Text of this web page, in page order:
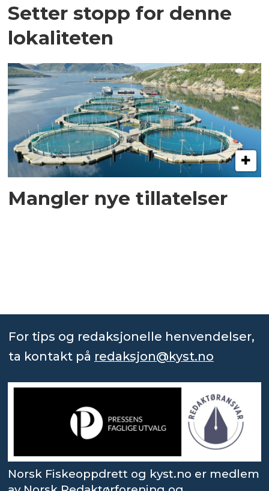
Setter stopp for denne
lokaliteten
Mangler nye tillatelser
For tips og redaksjonelle henvendelser,
ta kontakt på redaksjon@kyst.no
Norsk Fiskeoppdrett og kyst.no er medlem